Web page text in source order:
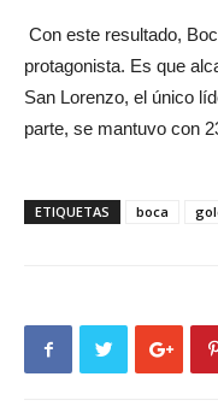
Con este resultado,
protagonista. Es que
San Lorenzo, el único
parte, se mantuvo con
ETIQUETAS boca